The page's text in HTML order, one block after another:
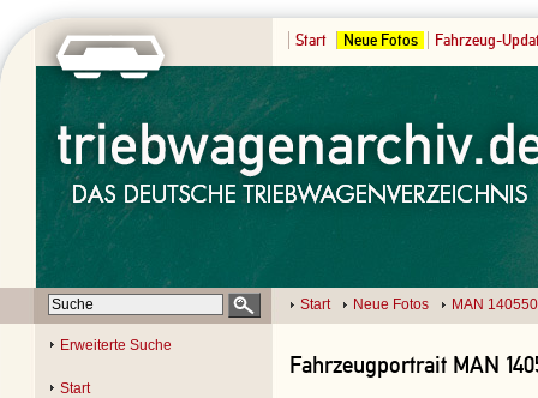
Start Neue Fotos Fahrzeug-
Start Neue Fotos MAN 140550
Erweiterte Suche
Start
Fahrzeugportrait MAN